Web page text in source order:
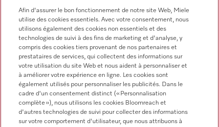
Langue
Miele sur YoutubeMiele sur Instagram
Miele sur Facebook
Miele sur Pinterest
Miele sur LinkedIn
Afin d'assurer le bon fonctionnement de notre site Web, Miele
utilise des cookies essentiels. Avec votre consentement, nous
utilisons également des cookies non essentiels et des
technologies de suivi à des fins de marketing et d'analyse, y
compris des cookies tiers provenant de nos partenaires et
prestataires de services, qui collectent des informations sur
votre utilisation du site Web et nous aident à personnaliser et
à améliorer votre expérience en ligne. Les cookies sont
également utilisés pour personnaliser les publicités. Dans le
cadre d'un consentement distinct (« Personnalisation
complète »), nous utilisons les cookies Bloomreach et
d'autres technologies de suivi pour collecter des informations
sur votre comportement d'utilisateur, que nous attribuons à